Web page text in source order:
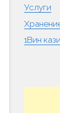
Услуги
1Вин